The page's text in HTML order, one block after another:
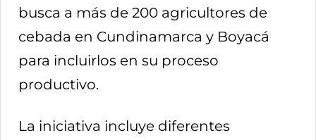
busca a más de 200 agricultores de
cebada en Cundinamarca y Boyacá
para incluirlos en su proceso
productivo.
La iniciativa incluye diferentes